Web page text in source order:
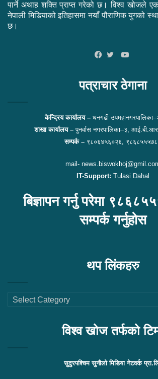
पार्ने अथाह शक्ति प्राप्त गरेको छ। विश्व खोजले एक
नेपाली मिडियाको इतिहासमा नयाँ पौराणिक युगको
छ।
YouTube
पत्राचार ठेगाना
केन्द्रिय कार्यालय –धनगढी
शाखा कार्यालय –पुनर्वास नगरपालिका–३,
सम्पर्क – ९८०६४५६०२६,
mail-
IT-Support: Tulasi Dahal
बिज्ञापन गर्नु परेमा
सम्पर्क गर्नुहोस
थप लिंकहरु
थप
लिंकहरु
विश्व खोज तर्फको
सुदुरपश्चिम सुनौलो मिडिया नेटवर्क